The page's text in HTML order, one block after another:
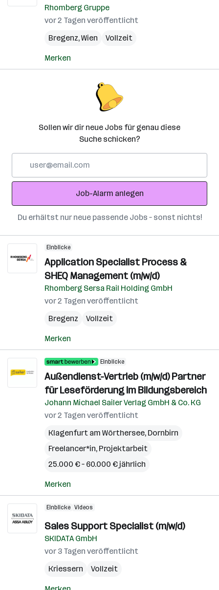
Rhomberg Gruppe
vor 2 Tagen veröffentlicht
Bregenz,Wien Vollzeit
Merken
Sollen wir dir neue Jobs für genau diese
Suche schicken?
Adresse
Job-Alarm anlegen
Du erhältst nur neue passende Jobs – sonst nichts!
Einblicke
Application Specialist Process &
SHEQ Management (m/w/d)
Rhomberg Sersa Rail Holding GmbH
vor 2 Tagen veröffentlicht
Bregenz
Vollzeit
Merken
Einblicke
Außendienst-Vertrieb (m/w/d) Partner
für Leseförderung im Bildungsbereich
Johann Michael Sailer Verlag GmbH & Co. KG
vor 2 Tagen veröffentlicht
Klagenfurt am Wörthersee, Dornbirn
Freelancer*in, Projektarbeit
25.000 € – 60.000 € jährlich
Merken
Einblicke Videos
Sales Support Specialist (m/w/d)
SKIDATA GmbH
vor 3 Tagen veröffentlicht
Kriessern
Vollzeit